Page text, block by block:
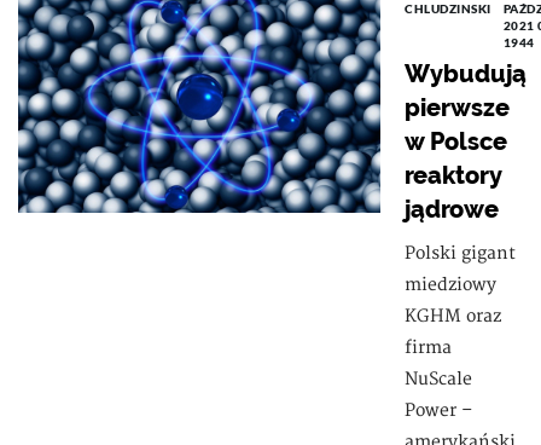
CHLUDZINSKI
2021
1944
Wybudują
pierwsze
w Polsce
reaktory
jądrowe
Polski gigant
miedziowy
KGHM oraz
firma
NuScale
Power –